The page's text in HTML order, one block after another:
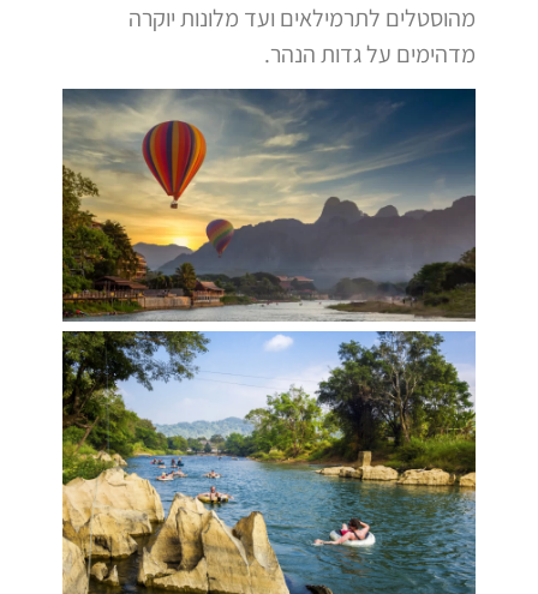
מהוסטלים לתרמילאים ועד מלונות יוקרה
מדהימים על גדות הנהר.